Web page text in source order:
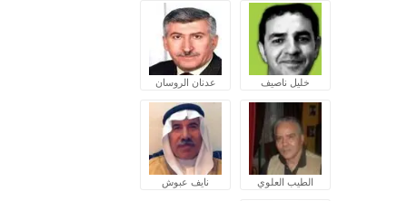
خليل ناصيف عدنان الروسان
الطيب العلوي نايف عبوش